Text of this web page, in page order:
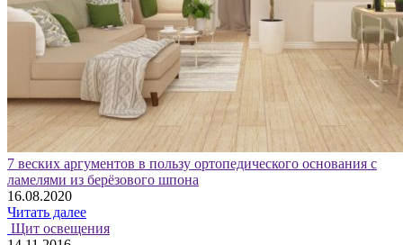
7 веских аргументов в пользу ортопедического основания с
ламелями из берёзового шпона
16.08.2020
Читать далее
Щит освещения